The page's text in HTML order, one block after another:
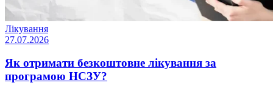
Лікування
27.07.2026
Як отримати безкоштовне лікування за
програмою НСЗУ?